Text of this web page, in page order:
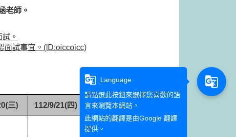
老師。
。
面試事宜。 (ID:oiccoicc)
三) 112/9/21(四) 112/9/22(五)
g_translate
Language
請點選此按鈕來選擇您喜歡的語
言來瀏覽本網站。
此網站的翻譯是由Google 翻譯
提供。
g_translate